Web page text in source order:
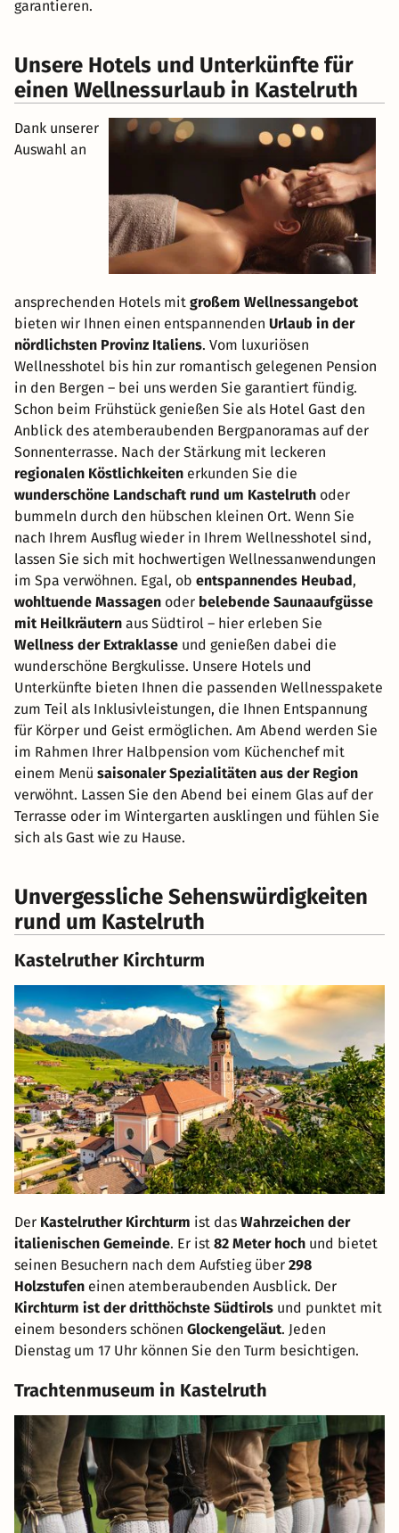
garantieren.
Unsere Hotels und Unterkünfte für
einen Wellnessurlaub in Kastelruth
Dank unserer
Auswahl an
ansprechenden Hotels mit großem Wellnessangebot
bieten wir Ihnen einen entspannenden Urlaub in der
nördlichsten Provinz Italiens. Vom luxuriösen
Wellnesshotel bis hin zur romantisch gelegenen Pension
in den Bergen – bei uns werden Sie garantiert fündig.
Schon beim Frühstück genießen Sie als Hotel Gast den
Anblick des atemberaubenden Bergpanoramas auf der
Sonnenterrasse. Nach der Stärkung mit leckeren
regionalen Köstlichkeiten erkunden Sie die
wunderschöne Landschaft rund um Kastelruth oder
bummeln durch den hübschen kleinen Ort. Wenn Sie
nach Ihrem Ausflug wieder in Ihrem Wellnesshotel sind,
lassen Sie sich mit hochwertigen Wellnessanwendungen
im Spa verwöhnen. Egal, ob entspannendes Heubad,
wohltuende Massagen oder belebende Saunaaufgüsse
mit Heilkräutern aus Südtirol – hier erleben Sie
Wellness der Extraklasse und genießen dabei die
wunderschöne Bergkulisse. Unsere Hotels und
Unterkünfte bieten Ihnen die passenden Wellnesspakete
zum Teil als Inklusivleistungen, die Ihnen Entspannung
für Körper und Geist ermöglichen. Am Abend werden Sie
im Rahmen Ihrer Halbpension vom Küchenchef mit
einem Menü saisonaler Spezialitäten aus der Region
verwöhnt. Lassen Sie den Abend bei einem Glas auf der
Terrasse oder im Wintergarten ausklingen und fühlen Sie
sich als Gast wie zu Hause.
Unvergessliche Sehenswürdigkeiten
rund um Kastelruth
Kastelruther Kirchturm
Der Kastelruther Kirchturm ist das Wahrzeichen der
italienischen Gemeinde. Er ist 82 Meter hoch und bietet
seinen Besuchern nach dem Aufstieg über 298
Holzstufen einen atemberaubenden Ausblick. Der
Kirchturm ist der dritthöchste Südtirols und punktet mit
einem besonders schönen Glockengeläut. Jeden
Dienstag um 17 Uhr können Sie den Turm besichtigen.
Trachtenmuseum in Kastelruth